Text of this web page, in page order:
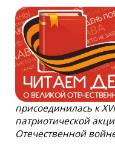
присоединилась к
патриотической
Отечественной